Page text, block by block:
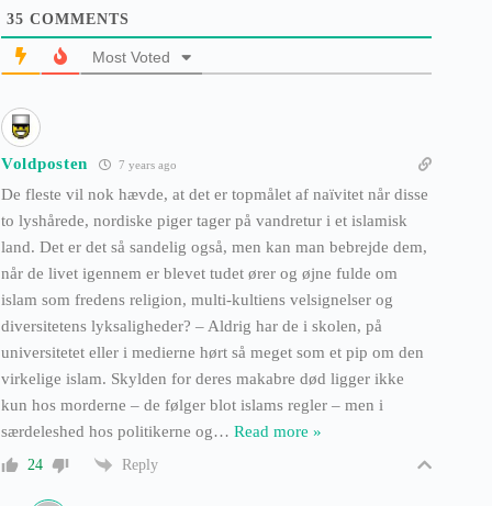
35 COMMENTS
Most Voted
Voldposten 7 years ago
De fleste vil nok hævde, at det er topmålet af naïvitet når disse
to lyshårede, nordiske piger tager på vandretur i et islamisk
land. Det er det så sandelig også, men kan man bebrejde dem,
når de livet igennem er blevet tudet ører og øjne fulde om
islam som fredens religion, multi-kultiens velsignelser og
diversitetens lyksaligheder? – Aldrig har de i skolen, på
universitetet eller i medierne hørt så meget som et pip om den
virkelige islam. Skylden for deres makabre død ligger ikke
kun hos morderne – de følger blot islams regler – men i
særdeleshed hos politikerne og… Read more »
24 Reply